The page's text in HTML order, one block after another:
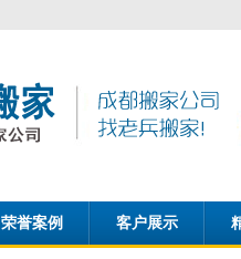
荣誉案例 客户展示